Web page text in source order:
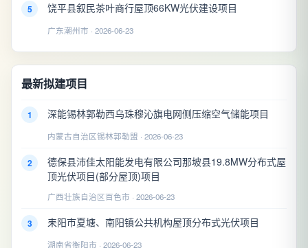
5 饶平县叙民茶叶商行屋顶66KW光伏建设项目
广东潮州市 · 2026-06-23
最新拟建项目
1 深能锡林郭勒西乌珠穆沁旗电网侧压缩空气储能项目
内蒙古自治区锡林郭勒盟 · 2026-06-23
2
德保县沛佳太阳能发电有限公司那坡县19.8MW分布式屋
顶光伏项目(部分屋顶)项目
广西壮族自治区百色市 · 2026-06-23
3 耒阳市夏塘、南阳镇公共机构屋顶分布式光伏项目
湖南省衡阳市 · 2026-06-23